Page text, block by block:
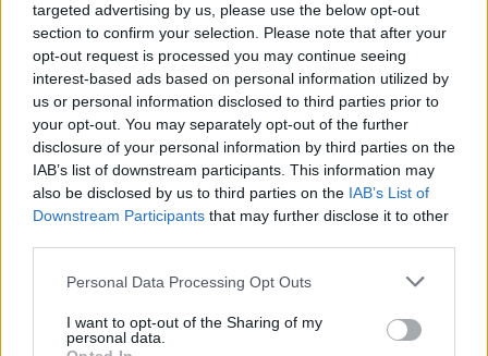
targeted advertising by us, please use the below opt-out
section to confirm your selection. Please note that after your
opt-out request is processed you may continue seeing
interest-based ads based on personal information utilized by
us or personal information disclosed to third parties prior to
your opt-out. You may separately opt-out of the further
disclosure of your personal information by third parties on the
IAB’s list of downstream participants. This information may
also be disclosed by us to third parties on the IAB’s List of
Downstream Participants that may further disclose it to other
Please note that this website/app uses one or more Google
not limited to your visit or usage behaviour. You may click to
grant or deny consent to Google and its third-party tags to
Personal Data Processing Opt Outs
I want to opt-out of the Sharing of my
personal data.
ΑΣΕΠ: Πιστοποίηση Αγγλικών σε
μόνο 2 ημέρες στα χέρια σας
ΑΣΕΠ: Εξ αποστάσεως η πιο Εύκολη
μέρες